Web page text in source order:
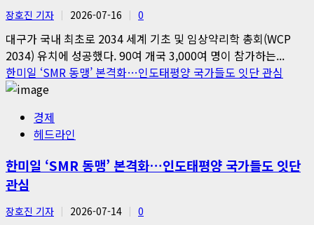
장호진 기자 2026-07-16 0
대구가 국내 최초로 2034 세계 기초 및 임상약리학 총회(WCP
2034) 유치에 성공했다. 90여 개국 3,000여 명이 참가하는...
한미일 ‘SMR 동맹’ 본격화…인도태평양 국가들도 잇단 관심
경제
헤드라인
한미일 ‘SMR 동맹’ 본격화…인도태평양 국가들도 잇단
관심
장호진 기자 2026-07-14 0